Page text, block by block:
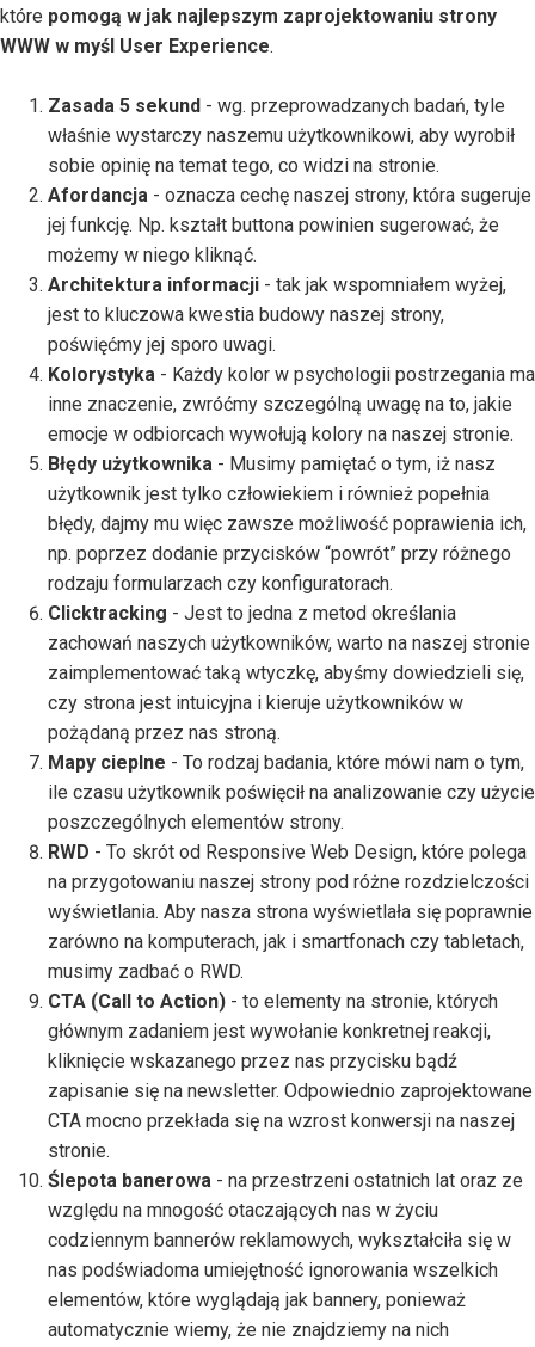
które pomogą w jak najlepszym zaprojektowaniu strony
WWW w myśl User Experience.
Zasada 5 sekund - wg. przeprowadzanych badań, tyle
właśnie wystarczy naszemu użytkownikowi, aby wyrobił
sobie opinię na temat tego, co widzi na stronie.
Afordancja - oznacza cechę naszej strony, która sugeruje
jej funkcję. Np. kształt buttona powinien sugerować, że
możemy w niego kliknąć.
Architektura informacji - tak jak wspomniałem wyżej,
jest to kluczowa kwestia budowy naszej strony,
poświęćmy jej sporo uwagi.
Kolorystyka - Każdy kolor w psychologii postrzegania ma
inne znaczenie, zwróćmy szczególną uwagę na to, jakie
emocje w odbiorcach wywołują kolory na naszej stronie.
Błędy użytkownika - Musimy pamiętać o tym, iż nasz
użytkownik jest tylko człowiekiem i również popełnia
błędy, dajmy mu więc zawsze możliwość poprawienia ich,
np. poprzez dodanie przycisków “powrót” przy różnego
rodzaju formularzach czy konfiguratorach.
Clicktracking - Jest to jedna z metod określania
zachowań naszych użytkowników, warto na naszej stronie
zaimplementować taką wtyczkę, abyśmy dowiedzieli się,
czy strona jest intuicyjna i kieruje użytkowników w
pożądaną przez nas stroną.
Mapy cieplne - To rodzaj badania, które mówi nam o tym,
ile czasu użytkownik poświęcił na analizowanie czy użycie
poszczególnych elementów strony.
RWD - To skrót od Responsive Web Design, które polega
na przygotowaniu naszej strony pod różne rozdzielczości
wyświetlania. Aby nasza strona wyświetlała się poprawnie
zarówno na komputerach, jak i smartfonach czy tabletach,
musimy zadbać o RWD.
CTA (Call to Action) - to elementy na stronie, których
głównym zadaniem jest wywołanie konkretnej reakcji,
kliknięcie wskazanego przez nas przycisku bądź
zapisanie się na newsletter. Odpowiednio zaprojektowane
CTA mocno przekłada się na wzrost konwersji na naszej
stronie.
Ślepota banerowa - na przestrzeni ostatnich lat oraz ze
względu na mnogość otaczających nas w życiu
codziennym bannerów reklamowych, wykształciła się w
nas podświadoma umiejętność ignorowania wszelkich
elementów, które wyglądają jak bannery, ponieważ
automatycznie wiemy, że nie znajdziemy na nich